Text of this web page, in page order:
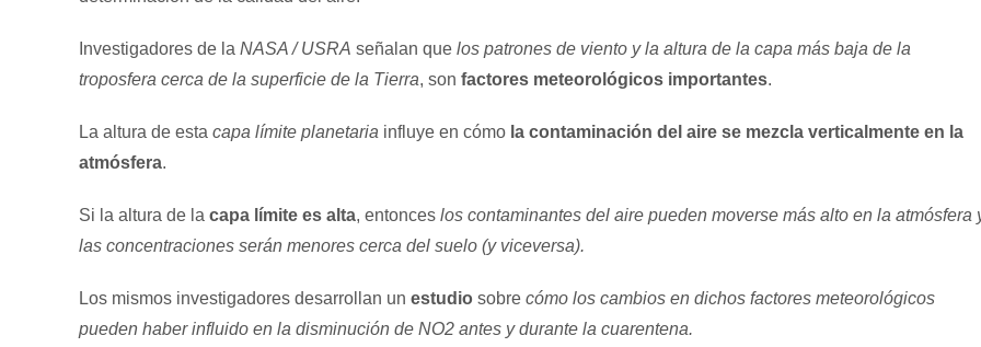
Investigadores de la NASA / USRA señalan que los patrones de viento y la altura de la capa más baja de la
troposfera cerca de la superficie de la Tierra, son factores meteorológicos importantes.
La altura de esta capa límite planetaria influye en cómo la contaminación del aire se mezcla verticalmente en la
atmósfera.
Si la altura de la capa límite es alta, entonces los contaminantes del aire pueden moverse más alto en la atmósfera
las concentraciones serán menores cerca del suelo (y viceversa).
Los mismos investigadores desarrollan un estudio sobre cómo los cambios en dichos factores meteorológicos
pueden haber influido en la disminución de NO2 antes y durante la cuarentena.